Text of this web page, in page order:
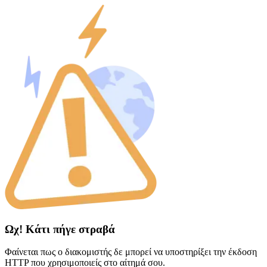
Ωχ! Κάτι πήγε στραβά
Φαίνεται πως ο διακομιστής δε μπορεί να υποστηρίξει την έκδοση
HTTP που χρησιμοποιείς στο αίτημά σου.